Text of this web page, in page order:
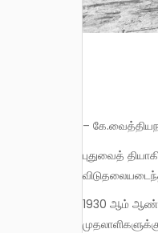
–
புதுவைத் தியாகிகளுக்கு இது என்பதாம் ஆண்டு நினைவுதினம் ஆகும். பிரெஞ்சு ஆதிக்கத்திலிருந்த புதுச்சேரி 1956 ஆம் ஆண்டு
1930 ஆம் ஆண்டுகளில் புதுவையில் சுமார் 12 ஆயிரத்திற்கும் அதிகமான பஞ்சாலைத் தொழிலாளர்கள் இருந்தனர். பிரஞ்சு